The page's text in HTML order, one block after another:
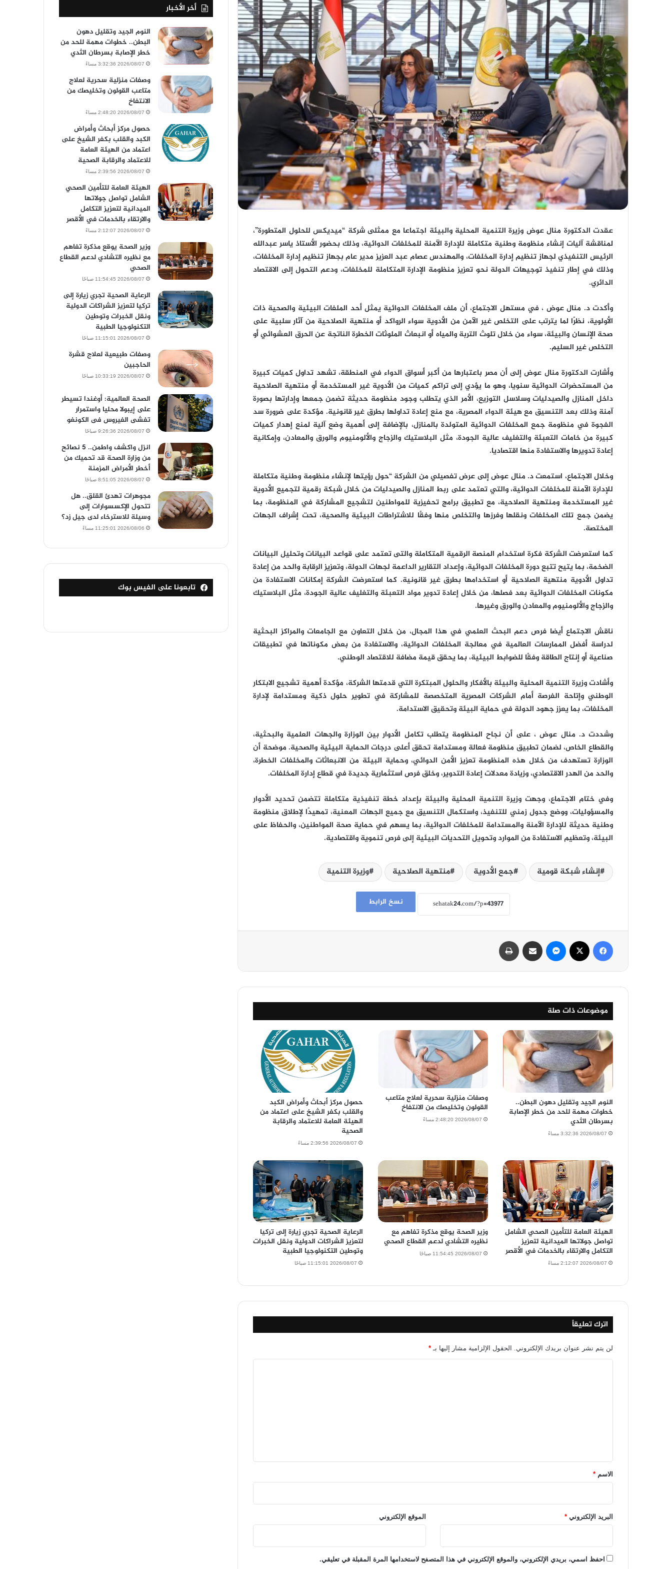
عقدت الدكتورة منال عوض وزيرة التنمية المحلية والبيئة اجتماعا مع ممثلى شركة “ميديكس للحلول المتطورة”،
لمناقشة آليات إنشاء منظومة وطنية متكاملة للإدارة الآمنة للمخلفات الدوائية، وذلك بحضور الأستاذ ياسر عبدالله
الرئيس التنفيذي لجهاز تنظيم إدارة المخلفات، والمهندس عصام عبد العزيز مدير عام بجهاز تنظيم إدارة المخلفات،
وذلك في إطار تنفيذ توجيهات الدولة نحو تعزيز منظومة الإدارة المتكاملة للمخلفات، ودعم التحول إلى الاقتصاد
الدائري.
وأكدت د. منال عوض ، في مستهل الاجتماع، أن ملف المخلفات الدوائية يمثل أحد الملفات البيئية والصحية ذات
الأولوية، نظرًا لما يترتب على التخلص غير الآمن من الأدوية سواء الرواكد أو منتهية الصلاحية من آثار سلبية على
صحة الإنسان والبيئة، سواء من خلال تلوث التربة والمياه أو انبعاث الملوثات الخطرة الناتجة عن الحرق العشوائي أو
التخلص غير السليم.
وأشارت الدكتورة منال عوض إلى أن مصر باعتبارها من أكبر أسواق الدواء في المنطقة، تشهد تداول كميات كبيرة
من المستحضرات الدوائية سنويا، وهو ما يؤدي إلى تراكم كميات من الأدوية غير المستخدمة أو منتهية الصلاحية
داخل المنازل والصيدليات وسلاسل التوزيع، الأمر الذي يتطلب وجود منظومة حديثة تضمن جمعها وإدارتها بصورة
آمنة وذلك بعد التنسيق مع هيئة الدواء المصرية، مع منع إعادة تداولها بطرق غير قانونية. مؤكدة على ضرورة سد
الفجوة في منظومة جمع المخلفات الدوائية المتولدة بالمنازل، بالإضافة إلى أهمية وضع آلية لمنع إهدار كميات
كبيرة من خامات التعبئة والتغليف عالية الجودة، مثل البلاستيك والزجاج والألومنيوم والورق والمعادن، وإمكانية
إعادة تدويرها والاستفادة منها اقتصاديا.
وخلال الاجتماع، استمعت د. منال عوض إلى عرض تفصيلي من الشركة “حول رؤيتها لإنشاء منظومة وطنية متكاملة
للإدارة الآمنة للمخلفات الدوائية، والتي تعتمد على ربط المنازل والصيدليات من خلال شبكة رقمية لتجميع الأدوية
غير المستخدمة ومنتهية الصلاحية، مع تطبيق برامج تحفيزية للمواطنين لتشجيع المشاركة في المنظومة، بما
يضمن جمع تلك المخلفات ونقلها وفرزها والتخلص منها وفقًا للاشتراطات البيئية والصحية، تحت إشراف الجهات
المختصة.
كما استعرضت الشركة فكرة استخدام المنصة الرقمية المتكاملة والتى تعتمد على قواعد البيانات وتحليل البيانات
الضخمة، بما يتيح تتبع دورة المخلفات الدوائية، وإعداد التقارير الداعمة لجهات الدولة، وتعزيز الرقابة والحد من إعادة
تداول الأدوية منتهية الصلاحية أو استخدامها بطرق غير قانونية. كما استعرضت الشركة إمكانات الاستفادة من
مكونات المخلفات الدوائية بعد فصلها، من خلال إعادة تدوير مواد التعبئة والتغليف عالية الجودة، مثل البلاستيك
والزجاج والألومنيوم والمعادن والورق وغيرها.
ناقش الاجتماع أيضا فرص دعم البحث العلمي في هذا المجال، من خلال التعاون مع الجامعات والمراكز البحثية
لدراسة أفضل الممارسات العالمية في معالجة المخلفات الدوائية، والاستفادة من بعض مكوناتها في تطبيقات
صناعية أو إنتاج الطاقة وفقًا للضوابط البيئية، بما يحقق قيمة مضافة للاقتصاد الوطني.
وأشادت وزيرة التنمية المحلية والبيئة بالأفكار والحلول المبتكرة التي قدمتها الشركة، مؤكدة أهمية تشجيع الابتكار
الوطني وإتاحة الفرصة أمام الشركات المصرية المتخصصة للمشاركة في تطوير حلول ذكية ومستدامة لإدارة
المخلفات، بما يعزز جهود الدولة في حماية البيئة وتحقيق الاستدامة.
وشددت د. منال عوض ، على أن نجاح المنظومة يتطلب تكامل الأدوار بين الوزارة والجهات العلمية والبحثية،
والقطاع الخاص، لضمان تطبيق منظومة فعالة ومستدامة تحقق أعلى درجات الحماية البيئية والصحية. موضحة أن
الوزارة تستهدف من خلال هذه المنظومة تعزيز الأمن الدوائي، وحماية البيئة من الانبعاثات والمخلفات الخطرة،
والحد من الهدر الاقتصادي، وزيادة معدلات إعادة التدوير، وخلق فرص استثمارية جديدة في قطاع إدارة المخلفات.
وفي ختام الاجتماع، وجهت وزيرة التنمية المحلية والبيئة بإعداد خطة تنفيذية متكاملة تتضمن تحديد الأدوار
والمسؤوليات، ووضع جدول زمني للتنفيذ، واستكمال التنسيق مع جميع الجهات المعنية، تمهيدًا لإطلاق منظومة
وطنية حديثة للإدارة الآمنة والمستدامة للمخلفات الدوائية، بما يسهم في حماية صحة المواطنين، والحفاظ على
البيئة، وتعظيم الاستفادة من الموارد وتحويل التحديات البيئية إلى فرص تنموية واقتصادية.
إنشاء شبكة قومية جمع الأدوية منتهية الصلاحية وزيرة التنمية
نسخ الرابط
فيسبوك ماسنجر مشاركة عبر البريد
موضوعات ذات صلة
النوم الجيد وتقليل دهون البطن..
خطوات مهمة للحد من خطر الإصابة
بسرطان الثدي
2026/08/07 3:32:36 مساءً
وصفات منزلية سحرية لعلاج متاعب
القولون وتخليصك من الانتفاخ
2026/08/07 2:48:20 مساءً
حصول مركز أبحاث وأمراض الكبد
والقلب بكفر الشيخ على اعتماد من
الهيئة العامة للاعتماد والرقابة
الصحية
2026/08/07 2:39:56 مساءً
الهيئة العامة للتأمين الصحي الشامل
تواصل جولاتها الميدانية لتعزيز
التكامل والارتقاء بالخدمات في الأقصر
2026/08/07 2:12:07 مساءً
وزير الصحة يوقع مذكرة تفاهم مع
نظيره التشادي لدعم القطاع الصحي
2026/08/07 11:54:45 صباحًا
الرعاية الصحية تجري زيارة إلى تركيا
لتعزيز الشراكات الدولية ونقل الخبرات
وتوطين التكنولوجيا الطبية
2026/08/07 11:15:01 صباحًا
اترك تعليقاً
لن يتم نشر عنوان بريدك الإلكتروني. الحقول الإلزامية مشار إليها بـ *
*الاسم *
البريد الإلكتروني * الموقع الإلكتروني
احفظ اسمي، بريدي الإلكتروني، والموقع الإلكتروني في هذا المتصفح لاستخدامها المرة المقبلة في تعليقي.
أخر الأخبار
النوم الجيد وتقليل دهون
البطن.. خطوات مهمة للحد من
خطر الإصابة بسرطان الثدي
2026/08/07 3:32:36 مساءً
وصفات منزلية سحرية لعلاج
متاعب القولون وتخليصك من
الانتفاخ
2026/08/07 2:48:20 مساءً
حصول مركز أبحاث وأمراض
الكبد والقلب بكفر الشيخ على
اعتماد من الهيئة العامة
للاعتماد والرقابة الصحية
2026/08/07 2:39:56 مساءً
الهيئة العامة للتأمين الصحي
الشامل تواصل جولاتها
الميدانية لتعزيز التكامل
والارتقاء بالخدمات في الأقصر
2026/08/07 2:12:07 مساءً
وزير الصحة يوقع مذكرة تفاهم
مع نظيره التشادي لدعم القطاع
الصحي
2026/08/07 11:54:45 صباحًا
الرعاية الصحية تجري زيارة إلى
تركيا لتعزيز الشراكات الدولية
ونقل الخبرات وتوطين
التكنولوجيا الطبية
2026/08/07 11:15:01 صباحًا
وصفات طبيعية لعلاج قشرة
الحاجبين
2026/08/07 10:33:19 صباحًا
الصحة العالمية: أوغندا تسيطر
على إيبولا محليا واستمرار
تفشى الفيروس فى الكونغو
2026/08/07 9:26:36 صباحًا
انزل واكشف واطمن.. 5 نصائح
من وزارة الصحة قد تحميك من
أخطر الأمراض المزمنة
2026/08/07 8:51:05 صباحًا
مجوهرات تهدئ القلق.. هل
تتحول الإكسسوارات إلى
وسيلة للاسترخاء لدى جيل زد؟
2026/08/06 11:25:01 مساءً
تابعونا على الفيس بوك